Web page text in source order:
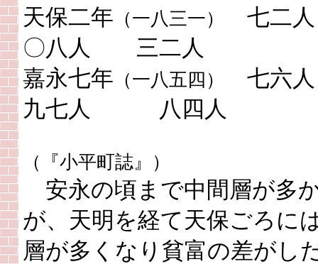
天保二年 （一八三一）
七二
〇八人 三二人
嘉永七年 （一八五四）
七
九七人 八四人
（『小平町誌』）
安永の頃まで中間層が多
が、天明を経て天保ごろに
層が多くなり貧富の差がし